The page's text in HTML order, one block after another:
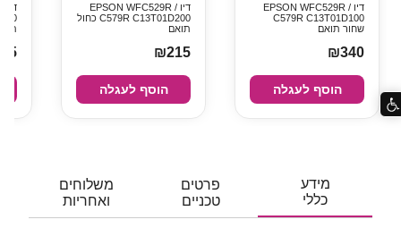
דיו EPSON WFC529R /
C579R C13T01D100
שחור תואם
₪340
הוסף לעגלה
דיו EPSON WFC529R /
C579R C13T01D200 כחול
תואם
₪215
הוסף לעגלה
מידע
כללי
פרטים
טכניים
משלוחים
ואחריות